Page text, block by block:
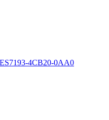
4CB20-0AA0